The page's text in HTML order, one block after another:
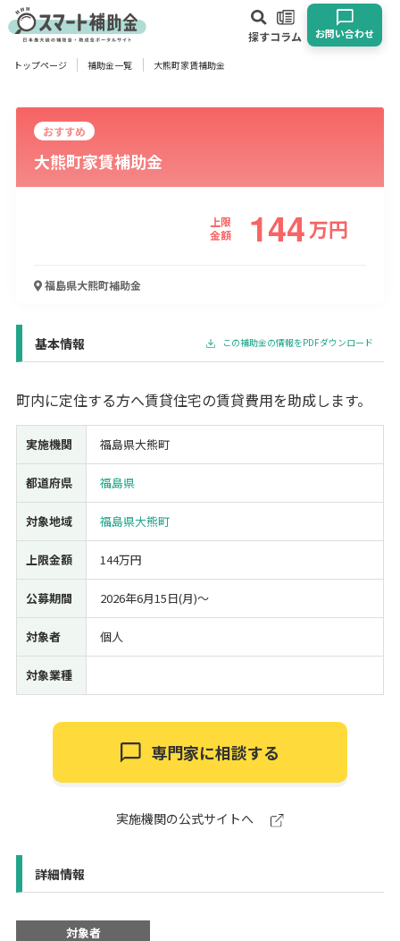
探すコラム お問い合わせ
対象
企業 団体 個人 その他
エリア
物流・運輸業 製造業
宿泊･旅館業
使い道
経営改善・経営強化 販路拡大 海外展開 設備投資
IT導入
人材採用・雇用
人材育成・福利厚生
起業・創業
事業承継
環境・省エネ
テレワーク
受付中のみ
検索
トップページ 補助金一覧 大熊町家賃補助金
おすすめ
大熊町家賃補助金
上限
金額
144万円
福島県大熊町補助金
基本情報 この補助金の情報をPDFダウンロード
町内に定住する方へ賃貸住宅の賃貸費用を助成します。
実施機関 福島県大熊町
都道府県 福島県
対象地域 福島県大熊町
上限金額 144万円
公募期間 2026年6月15日(月)〜
対象者 個人
対象業種
専門家に相談する
実施機関の公式サイトへ
詳細情報
対象者